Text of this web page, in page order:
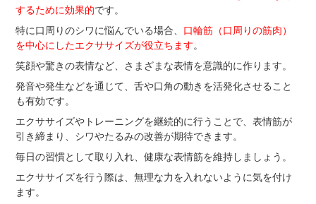
するために効果的です。
特に口周りのシワに悩んでいる場合、 口輪筋（口周りの筋肉）
を中心にしたエクササイズが役立ちます。
笑顔や驚きの表情など、さまざまな表情を意識的に作ります。
発音や発生などを通じて、舌や口角の動きを活発化させること
も有効です。
エクササイズやトレーニングを継続的に行うことで、表情筋が
引き締まり、シワやたるみの改善が期待できます。
毎日の習慣として取り入れ、健康な表情筋を維持しましょう。
エクササイズを行う際は、無理な力を入れないように気を付け
ます。